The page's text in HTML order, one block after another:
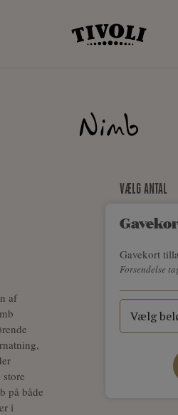
af
på både
i
VÆLG ANTAL
Gavekort
Forsendelse
Vælg